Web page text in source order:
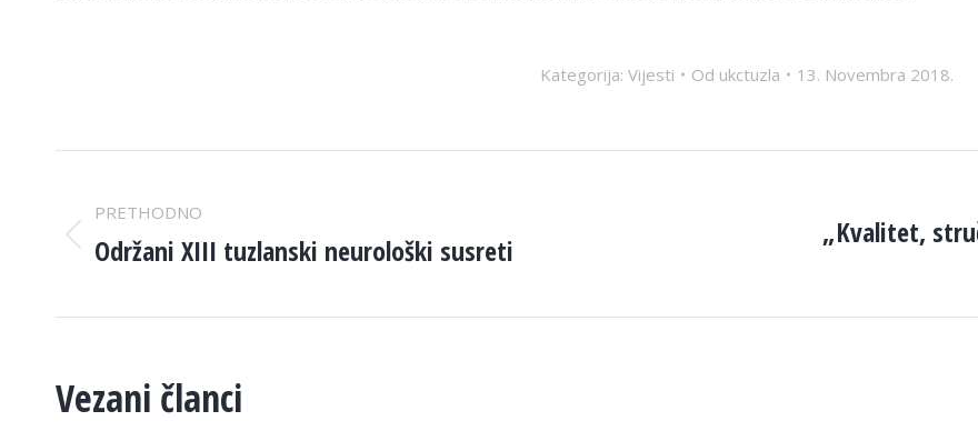
Kategorija: Vijesti Od ukctuzla 13. Novembra 2018.
NAVIGATION
PRETHODNO
Previous
Održani XIII tuzlanski neurološki susreti
„Kvalitet,
Vezani članci